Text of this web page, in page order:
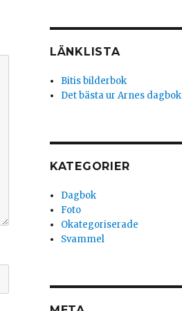
LÄNKLISTA
Bitis bilderbok
Det bästa ur Arnes dagbok
KATEGORIER
Dagbok
Foto
Okategoriserade
Svammel